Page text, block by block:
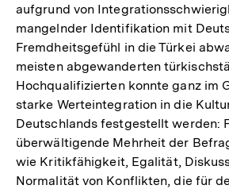
aufgrund von
mangelnder Identifikation mit
Fremdheitsgefühl in die Türkei
meisten abgewanderten
Hochqualifizierten konnte ganz im
starke Werteintegration in die
Deutschlands festgestellt werden:
überwältigende Mehrheit der
wie Kritikfähigkeit, Egalität,
Normalität von Konflikten, die für